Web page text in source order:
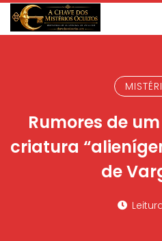
Rumores de
criatura
de